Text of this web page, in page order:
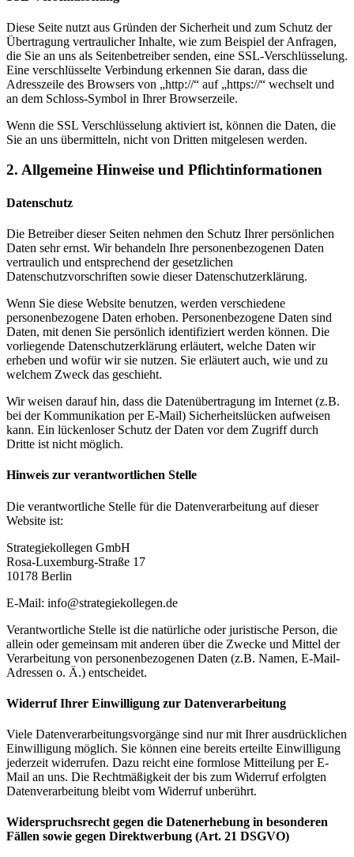
Diese Seite nutzt aus Gründen der Sicherheit und zum Schutz der
Übertragung vertraulicher Inhalte, wie zum Beispiel der Anfragen,
die Sie an uns als Seitenbetreiber senden, eine SSL-Verschlüsselung.
Eine verschlüsselte Verbindung erkennen Sie daran, dass die
Adresszeile des Browsers von „http://“ auf „https://“ wechselt und
an dem Schloss-Symbol in Ihrer Browserzeile.
Wenn die SSL Verschlüsselung aktiviert ist, können die Daten, die
Sie an uns übermitteln, nicht von Dritten mitgelesen werden.
2. Allgemeine Hinweise und Pflichtinformationen
Datenschutz
Die Betreiber dieser Seiten nehmen den Schutz Ihrer persönlichen
Daten sehr ernst. Wir behandeln Ihre personenbezogenen Daten
vertraulich und entsprechend der gesetzlichen
Datenschutzvorschriften sowie dieser Datenschutzerklärung.
Wenn Sie diese Website benutzen, werden verschiedene
personenbezogene Daten erhoben. Personenbezogene Daten sind
Daten, mit denen Sie persönlich identifiziert werden können. Die
vorliegende Datenschutzerklärung erläutert, welche Daten wir
erheben und wofür wir sie nutzen. Sie erläutert auch, wie und zu
welchem Zweck das geschieht.
Wir weisen darauf hin, dass die Datenübertragung im Internet (z.B.
bei der Kommunikation per E-Mail) Sicherheitslücken aufweisen
kann. Ein lückenloser Schutz der Daten vor dem Zugriff durch
Dritte ist nicht möglich.
Hinweis zur verantwortlichen Stelle
Die verantwortliche Stelle für die Datenverarbeitung auf dieser
Website ist:
Strategiekollegen GmbH
Rosa-Luxemburg-Straße 17
10178 Berlin
E-Mail: info@strategiekollegen.de
Verantwortliche Stelle ist die natürliche oder juristische Person, die
allein oder gemeinsam mit anderen über die Zwecke und Mittel der
Verarbeitung von personenbezogenen Daten (z.B. Namen, E-Mail-
Adressen o. Ä.) entscheidet.
Widerruf Ihrer Einwilligung zur Datenverarbeitung
Viele Datenverarbeitungsvorgänge sind nur mit Ihrer ausdrücklichen
Einwilligung möglich. Sie können eine bereits erteilte Einwilligung
jederzeit widerrufen. Dazu reicht eine formlose Mitteilung per E-
Mail an uns. Die Rechtmäßigkeit der bis zum Widerruf erfolgten
Datenverarbeitung bleibt vom Widerruf unberührt.
Widerspruchsrecht gegen die Datenerhebung in besonderen
Fällen sowie gegen Direktwerbung (Art. 21 DSGVO)